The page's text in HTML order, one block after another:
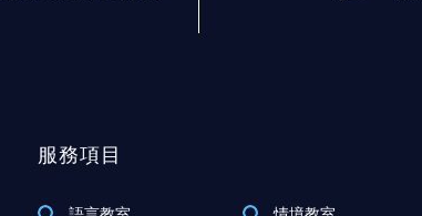
服務項目